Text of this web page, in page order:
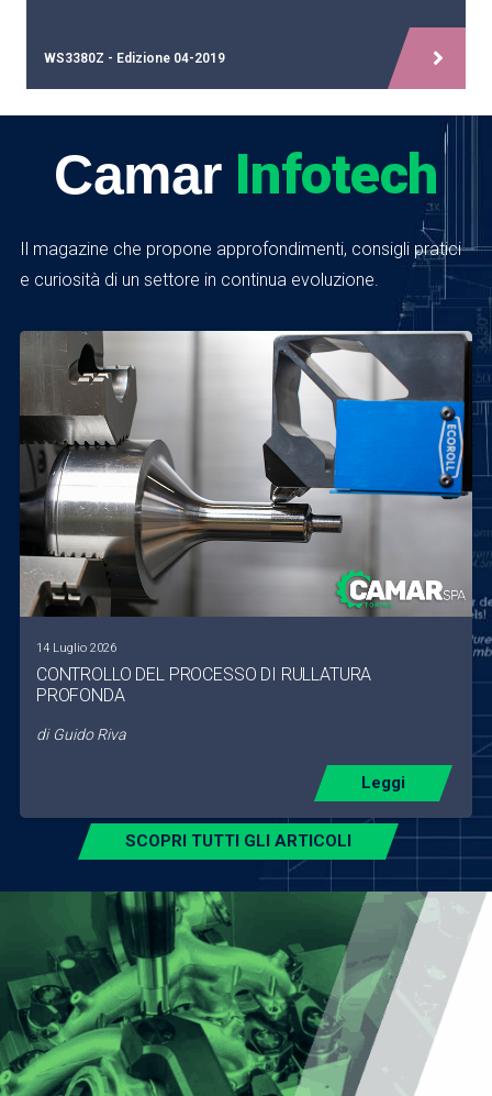
WS3380Z - Edizione 04-2019
Camar Infotech
Il magazine che propone approfondimenti, consigli pratici
e curiosità di un settore in continua evoluzione.
14 Luglio 2026
CONTROLLO DEL PROCESSO DI RULLATURA
PROFONDA
di Guido Riva
Leggi
SCOPRI TUTTI GLI ARTICOLI